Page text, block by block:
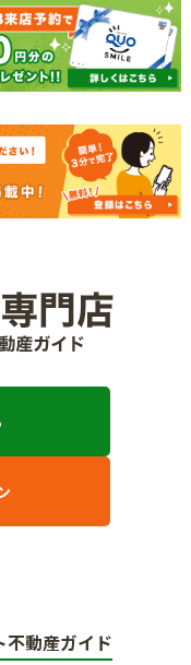
不動産ガイド